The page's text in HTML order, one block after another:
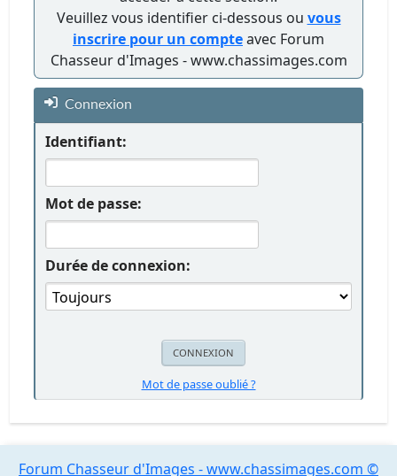
Veuillez vous identifier ci-dessous ou vous
inscrire pour un compteavec Forum
Chasseur d'Images - www.chassimages.com
Connexion
Identifiant:
Mot de passe:
Durée de connexion:
Mot de passe oublié ?
Forum Chasseur d'Images - www.chassimages.com ©